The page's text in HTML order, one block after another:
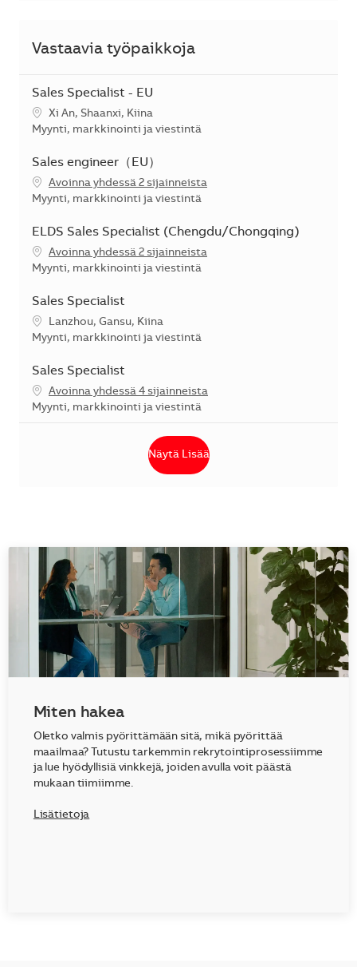
Vastaavia työpaikkoja
Sales Specialist - EU
SijaintiXi An, Shaanxi, Kiina
Kategoria
Myynti, markkinointi ja viestintä
Sales engineer（EU）
Avoinna yhdessä 2 sijainneista
Kategoria
Myynti, markkinointi ja viestintä
ELDS Sales Specialist (Chengdu/Chongqing)
Avoinna yhdessä 2 sijainneista
Kategoria
Myynti, markkinointi ja viestintä
Sales Specialist
SijaintiLanzhou, Gansu, Kiina
Kategoria
Myynti, markkinointi ja viestintä
Sales Specialist
Avoinna yhdessä 4 sijainneista
Kategoria
Myynti, markkinointi ja viestintä
Näytä Lisää
Miten hakea
Oletko valmis pyörittämään sitä, mikä pyörittää
maailmaa? Tutustu tarkemmin rekrytointiprosessiimme
ja lue hyödyllisiä vinkkejä, joiden avulla voit päästä
mukaan tiimiimme.
Lisätietoja